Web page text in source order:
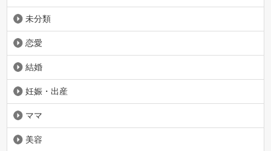
未分類
恋愛
結婚
妊娠・出産
ママ
美容